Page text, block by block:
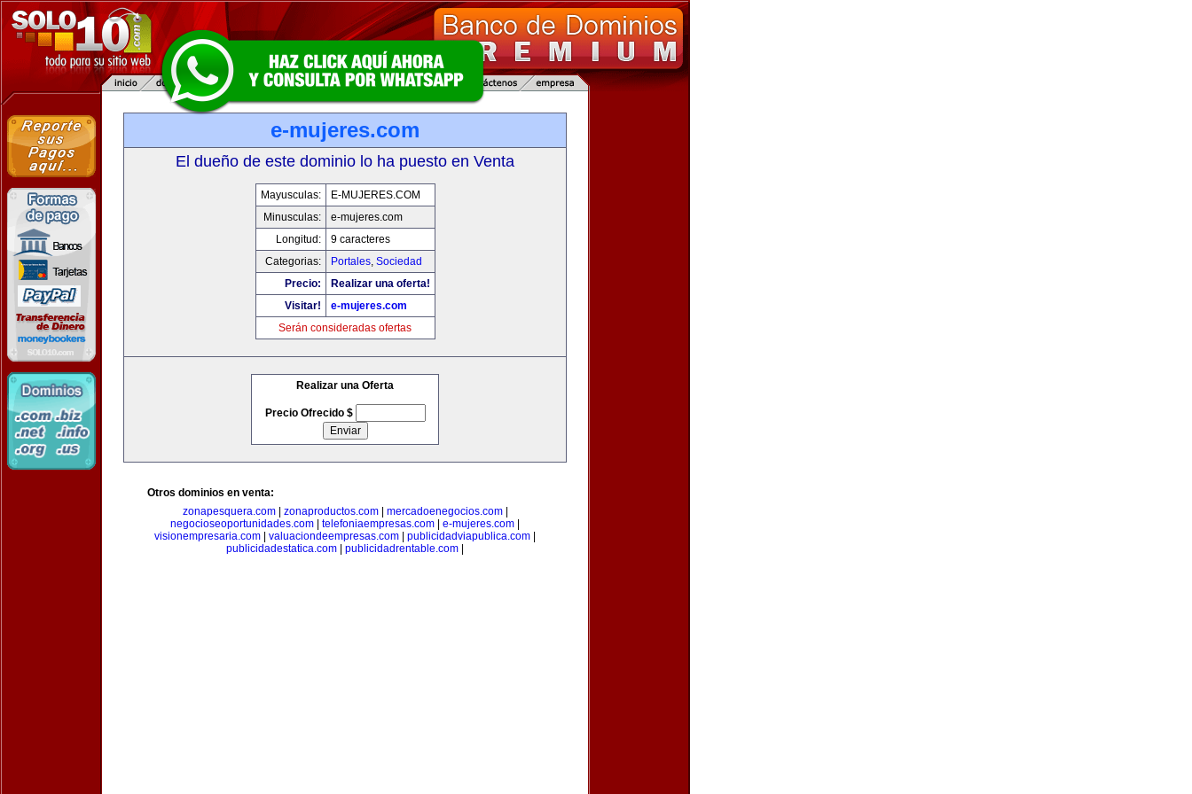
e-mujeres.com
El dueño de este dominio lo ha puesto en Venta
Mayusculas:
E-MUJERES.COM
Minusculas:
e-mujeres.com
Longitud:
9 caracteres
Categorias:
Portales, Sociedad
Precio:
Realizar una oferta!
Visitar!
e-mujeres.com
Serán consideradas ofertas
Realizar una Oferta
Precio Ofrecido $
Otros dominios en venta:
zonapesquera.com| zonaproductos.com| mercadoenegocios.com|
negocioseoportunidades.com
telefoniaempresas.com e-mujeres.com
visionempresaria.com
valuaciondeempresas.com publicidadviapublica.com
publicidadestatica.com
publicidadrentable.com